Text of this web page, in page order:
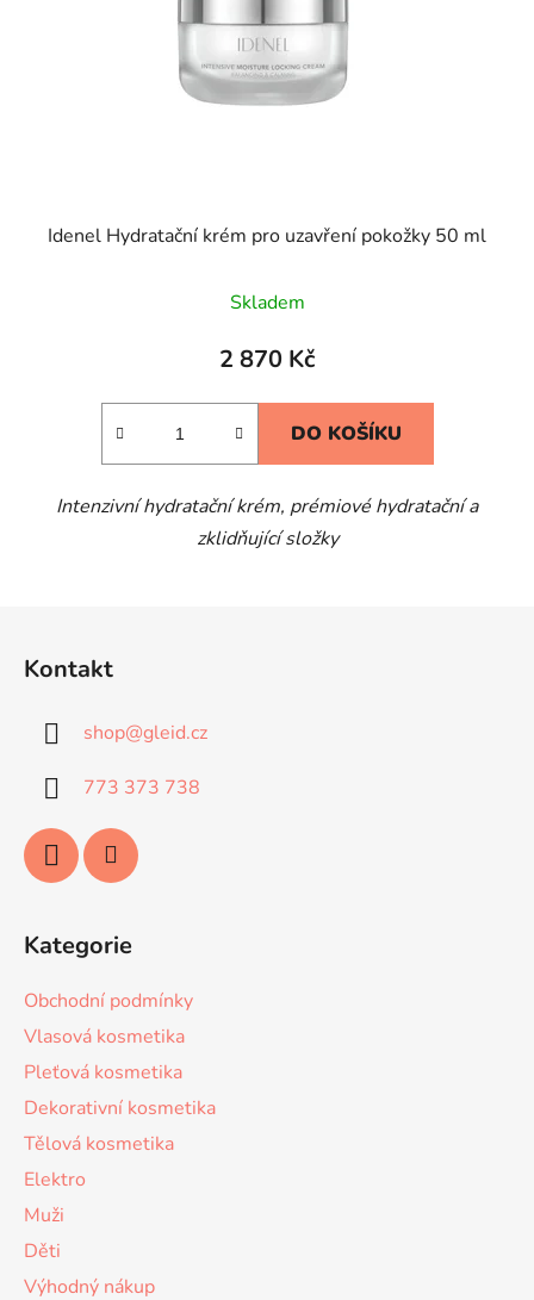
Idenel Hydratační krém pro uzavření pokožky 50 ml
Skladem
2 870 Kč
DO KOŠÍKU
Intenzivní hydratační krém, prémiové hydratační a
zklidňující složky
Kontakt
shop@gleid.cz
773 373 738
Kategorie
Obchodní podmínky
Vlasová kosmetika
Pleťová kosmetika
Dekorativní kosmetika
Tělová kosmetika
Elektro
Muži
Děti
Výhodný nákup